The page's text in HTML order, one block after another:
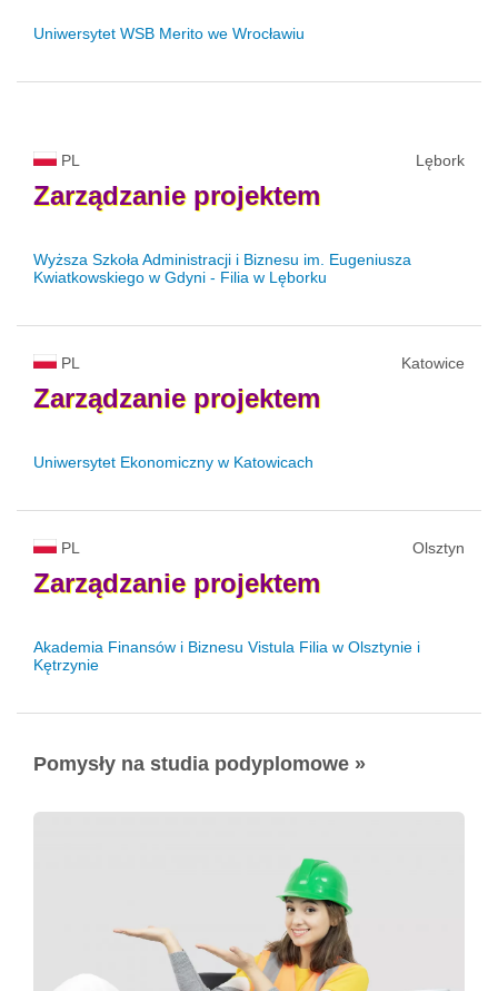
Uniwersytet WSB Merito we Wrocławiu
PL Lębork
Zarządzanie projektem
Wyższa Szkoła Administracji i Biznesu im. Eugeniusza
Kwiatkowskiego w Gdyni - Filia w Lęborku
PL Katowice
Zarządzanie projektem
Uniwersytet Ekonomiczny w Katowicach
PL Olsztyn
Zarządzanie projektem
Akademia Finansów i Biznesu Vistula Filia w Olsztynie i
Kętrzynie
Pomysły na studia podyplomowe »